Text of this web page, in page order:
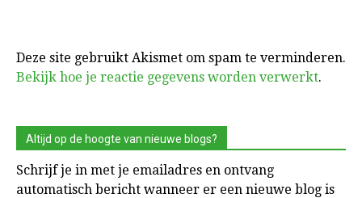
Deze site gebruikt Akismet om spam te verminderen.
Bekijk hoe je reactie gegevens worden verwerkt.
Altijd op de hoogte van nieuwe blogs?
Schrijf je in met je emailadres en ontvang
automatisch bericht wanneer er een nieuwe blog is